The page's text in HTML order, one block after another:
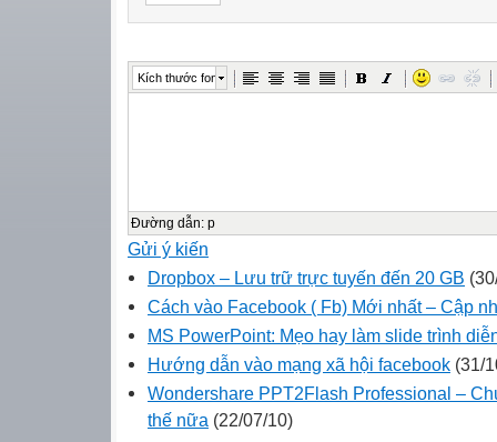
Kích thước font
Đường dẫn: p
Gửi ý kiến
Dropbox – Lưu trữ trực tuyến đến 20 GB
Cách vào Facebook ( Fb) Mới nhất – Cập
MS PowerPoint: Mẹo hay làm slide trình
Hướng dẫn vào mạng xã hội facebook (31/
Wondershare PPT2Flash Professional –
thế nữa (22/07/10)